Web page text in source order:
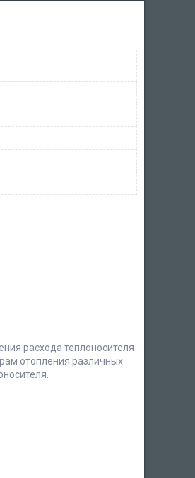
расхода теплоносителя
отопления различных